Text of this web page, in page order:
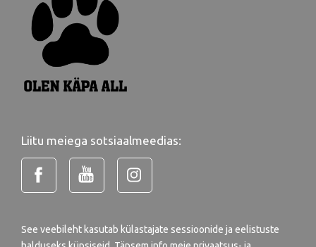
Liitu meiega sotsiaalmeedias:
See veebileht kasutab külastajate sessioonide ja eelistuste